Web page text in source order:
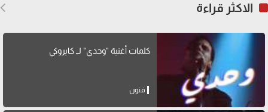
الاكثر قراءة
كلمات أغنية "وحدي" لــ كايروكي
فنون